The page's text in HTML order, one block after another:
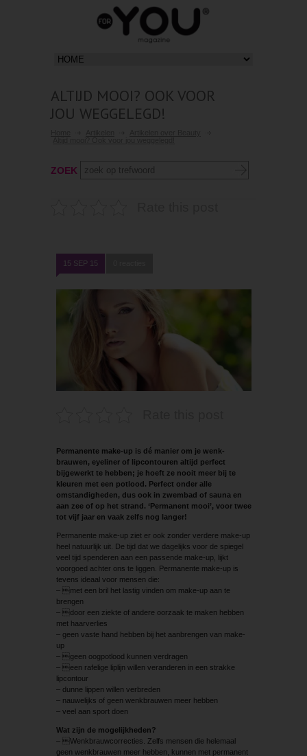
ALTIJD MOOI? OOK VOOR
JOU WEGGELEGD!
ZOEK
15 SEP 15
Permanente make-up is dé manier om je wenk­
brauwen, eyeliner of lipcontouren altijd perfect
bijgewerkt te hebben; je hoeft ze nooit meer bij te
kleuren met een potlood. Perfect onder alle
omstandigheden, dus ook in zwembad of sauna en
aan zee of op het strand. ‘Permanent mooi’, voor twee
tot vijf jaar en vaak zelfs nog langer!
Permanente make-up ziet er ook zonder verdere make-up
heel natuurlijk uit. De tijd dat we dagelijks voor de spiegel
veel tijd spenderen aan een passende make-up, lijkt
voorgoed achter ons te liggen. Permanente make-up is
tevens ideaal voor mensen die:
– met een bril het lastig vinden om make-up aan te
brengen
– door een ziekte of andere oorzaak te maken hebben
met haarverlies
– geen vaste hand hebben bij het aanbrengen van make-
up
– geen oogpotlood kunnen verdragen
– een rafelige liplijn willen veranderen in een strakke
lipcontour
– dunne lippen willen verbreden
– nauwelijks of geen wenkbrauwen meer hebben
– veel aan sport doen
Wat zijn de mogelijkheden?
– Wenkbrauwcorrecties. Zelfs mensen die helemaal
geen wenkbrauwen meer hebben, kunnen met permanent